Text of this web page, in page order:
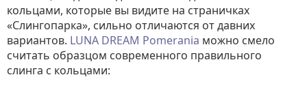
кольцами, которые вы видите на страничках
«Слингопарка», сильно отличаются от давних
вариантов. LUNA DREAM Pomerania можно смело
считать образцом современного правильного
слинга с кольцами: